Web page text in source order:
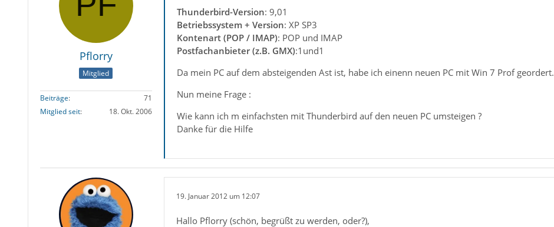
Pflorry
Mitglied
Beiträge
71
Mitglied seit
18. Okt. 2006
Thunderbird-Version: 9,01
Betriebssystem + Version: XP SP3
Kontenart (POP / IMAP): POP und IMAP
Postfachanbieter (z.B. GMX):1und1
Da mein PC auf dem absteigenden Ast ist, habe ich einenn neuen PC mit Win 7 Prof geordert.
Nun meine Frage :
Wie kann ich m einfachsten mit Thunderbird auf den neuen PC umsteigen ?
Danke für die Hilfe
19. Januar 2012 um 12:07
Hallo Pflorry (schön, begrüßt zu werden, oder?),